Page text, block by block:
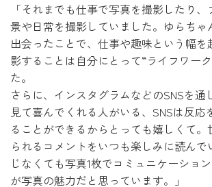
「それまでも仕事で写真を撮影したり
景や日常を撮影していました。ゆらちゃ
出会ったことで、仕事や趣味という幅
影することは自分にとって“ライフワー
た。
さらに、インスタグラムなどのSNSを通
見て喜んでくれる人がいる、SNSは反応
ることができるからとっても嬉しくて。
られるコメントをいつも楽しみに読んで
じなくても写真1枚でコミュニケーショ
が写真の魅力だと思っています。」